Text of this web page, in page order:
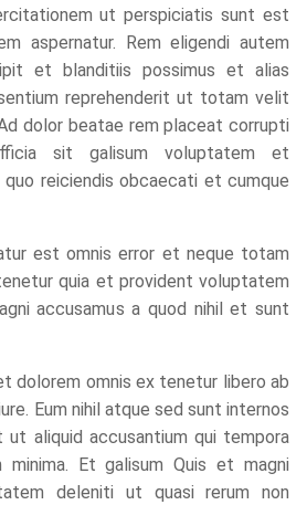
ut perspiciatis sunt est
aspernatur. Rem eligendi autem
et blanditiis possimus et alias
reprehenderit ut totam velit
dolor beatae rem placeat corrupti
sit galisum voluptatem et
reiciendis obcaecati et cumque
est omnis error et neque totam
quia et provident voluptatem
accusamus a quod nihil et sunt
dolorem omnis ex tenetur libero ab
Eum nihil atque sed sunt internos
ut aliquid accusantium qui tempora
Et galisum Quis et magni
deleniti ut quasi rerum non